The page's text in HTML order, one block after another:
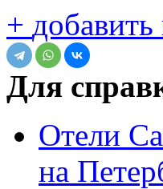
+ добавить
Для
Отели
на